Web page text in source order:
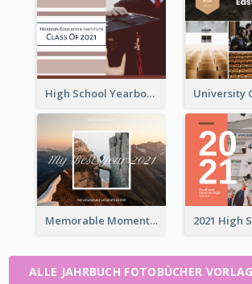
High School Yearbook Photo Book
Memorable Moments Yearbook Photo Book
ALLE JAHRBUCH FOTOBÜCHER